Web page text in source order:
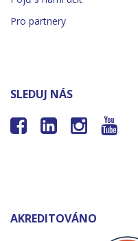
Pro partnery
SLEDUJ NÁS
   
AKREDITOVÁNO